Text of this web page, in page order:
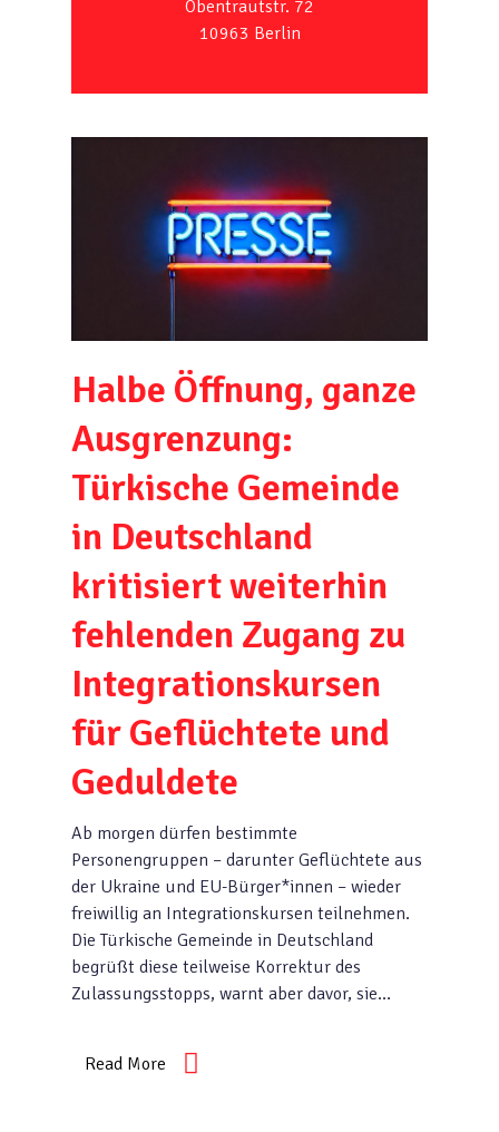
Obentrautstr. 72
10963 Berlin
Halbe Öffnung, ganze
Ausgrenzung:
Türkische Gemeinde
in Deutschland
kritisiert weiterhin
fehlenden Zugang zu
Integrationskursen
für Geflüchtete und
Geduldete
Ab morgen dürfen bestimmte
Personengruppen – darunter Geflüchtete aus
der Ukraine und EU-Bürger*innen – wieder
freiwillig an Integrationskursen teilnehmen.
Die Türkische Gemeinde in Deutschland
begrüßt diese teilweise Korrektur des
Zulassungsstopps, warnt aber davor, sie…
Read More